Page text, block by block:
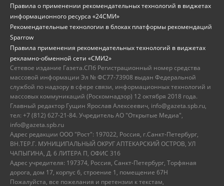
Правила о применении рекомендательных технологий в виджетах
информационного ресурса «24СМИ»
Рекомендательные технологии в блоках платформы рекомендаций
Sparrow
Правила применения рекомендательных технологий в виджетах
рекламно-обменной сети «СМИ2»
Сетевое издание Газета.СПб Регистрационный номер средства
массовой информации Эл № ФС77-73908 выдан Федеральной
службой по надзору в сфере связи, информационных технологий и
массовых коммуникаций (Роскомнадзор) 12 октября 2018 года.
Главный редактор Гущин Ярослав Алексеевич, info@gazeta.spb.ru,
тел: +7 (812) 627-21-84. Учредитель АО "Открытые Медиа",
info@gazeta.spb.ru
Адрес редакции ООО "Рост": 197022, Россия, г.Санкт-Петербург,
ВН.ТЕР.Г. МУНИЦИПАЛЬНЫЙ ОКРУГ АПТЕКАРСКИЙ ОСТРОВ, УЛ
ЧАПЫГИНА, Д. 6 ЛИТЕРА П, ОФИС 316
Адрес учредителя: 197374, Россия, Санкт-Петербург, Торфяная
дорога, дом 17, корпус 6, строение 1, помещение 67Н
Пожалуйста, все пожелания и претензии к текстам,